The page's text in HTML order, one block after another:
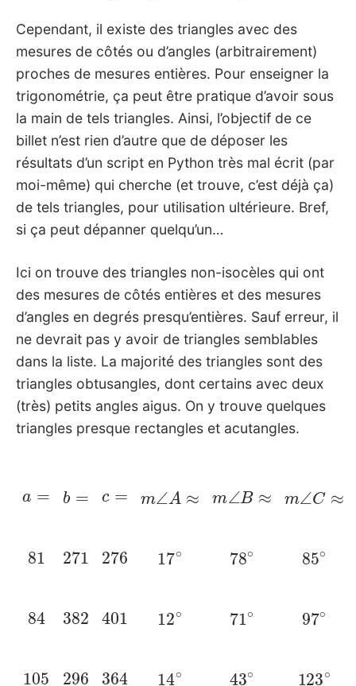
Cependant, il existe des triangles avec des
mesures de côtés ou d’angles (arbitrairement)
proches de mesures entières. Pour enseigner la
trigonométrie, ça peut être pratique d’avoir sous
la main de tels triangles. Ainsi, l’objectif de ce
billet n’est rien d’autre que de déposer les
résultats d’un script en Python très mal écrit (par
moi-même) qui cherche (et trouve, c’est déjà ça)
de tels triangles, pour utilisation ultérieure. Bref,
si ça peut dépanner quelqu’un…
Ici on trouve des triangles non-isocèles qui ont
des mesures de côtés entières et des mesures
d’angles en degrés presqu’entières. Sauf erreur, il
ne devrait pas y avoir de triangles semblables
dans la liste. La majorité des triangles sont des
triangles obtusangles, dont certains avec deux
(très) petits angles aigus. On y trouve quelques
triangles presque rectangles et acutangles.
a = b = c = m ∠A ≈ m ∠B ≈ m ∠C ≈
81 271 276 17∘ 78∘ 85∘
84 382 401 12∘ 71∘ 97∘
105 296 364 14∘ 43∘ 123∘